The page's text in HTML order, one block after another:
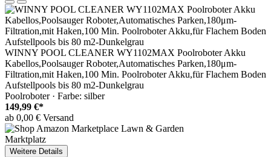
WINNY POOL CLEANER WY1102MAX Poolroboter Akku
Kabellos,Poolsauger Roboter,Automatisches Parken,180μm-
Filtration,mit Haken,100 Min. Poolroboter Akku,für Flachem Boden
Aufstellpools bis 80 m2-Dunkelgrau
Poolroboter · Farbe: silber
149,99 €*
ab 0,00 € Versand
Marktplatz
Weitere Details